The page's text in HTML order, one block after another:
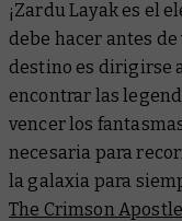
¡Zardu Layak es el
debe hacer antes
destino es dirigirse
encontrar las
vencer los
necesaria para
la galaxia para
The Crimson Apostle